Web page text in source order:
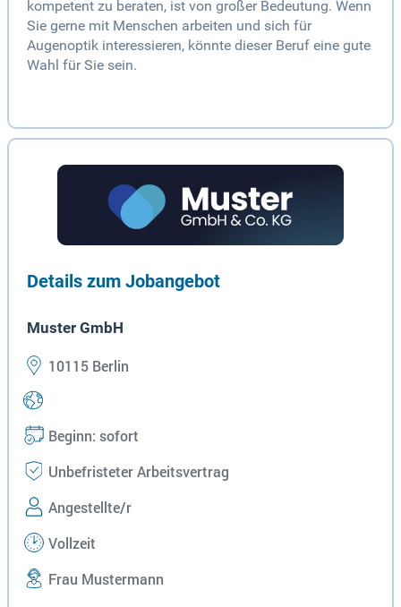
kompetent zu beraten, ist von großer Bedeutung. Wenn
Sie gerne mit Menschen arbeiten und sich für
Augenoptik interessieren, könnte dieser Beruf eine gute
Wahl für Sie sein.
Details zum Jobangebot
Muster GmbH
10115 Berlin
Beginn: sofort
Unbefristeter Arbeitsvertrag
Angestellte/r
Vollzeit
Frau Mustermann